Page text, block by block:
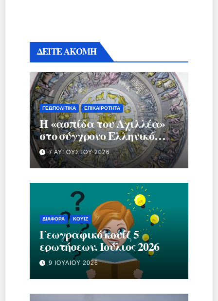
ΔΕΙΤΕ ΑΚΟΜΗ
ΓΕΩΠΟΛΙΤΙΚΆ ΕΠΙΚΑΙΡΌΤΗΤΑ
Η «ασπίδα του Αχιλλέα»
στο σύγχρονο Ελληνικό
κράτος.
7 ΑΥΓΟΎΣΤΟΥ 2026
ΔΙΆΦΟΡΑ ΚΟΥΊΖ
Γεωγραφικό κουίζ 5
ερωτήσεων. Ιούλιος 2026
9 ΙΟΥΛΊΟΥ 2026